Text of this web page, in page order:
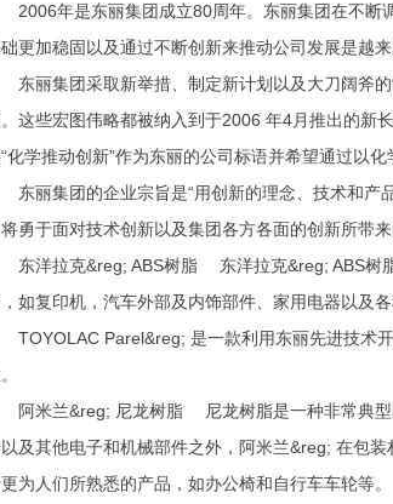
2006年是东丽集团成立80周年。东丽集团在不
更加稳固以及通过不断创新来推动公司发展是越来
东丽集团采取新举措、制定新计划以及大刀阔斧
这些宏图伟略都被纳入到于2006 年4月推出的新
化学推动创新”作为东丽的公司标语并希望通过以
东丽集团的企业宗旨是“用创新的理念、技术和产
勇于面对技术创新以及集团各方各面的创新所带来
东洋拉克&reg; ABS树脂 东洋拉克&reg; ABS树
如复印机，汽车外部及内饰部件、家用电器以及各
TOYOLAC Parel&reg; 是一款利用东丽先进技术
阿米兰&reg; 尼龙树脂 尼龙树脂是一种非常典
及其他电子和机械部件之外，阿米兰&reg; 在包
为人们所熟悉的产品，如办公椅和自行车车轮等。